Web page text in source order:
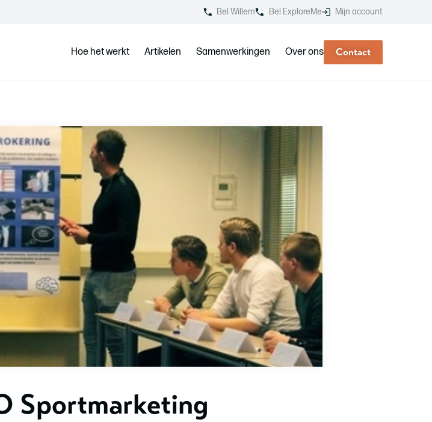
Bel Willem Bel ExploreMe Mijn account
Hoe het werkt Artikelen Samenwerkingen Over ons Contact
Sportmarketing